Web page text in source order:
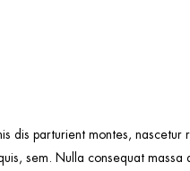
dis parturient montes,
sem. Nulla consequat